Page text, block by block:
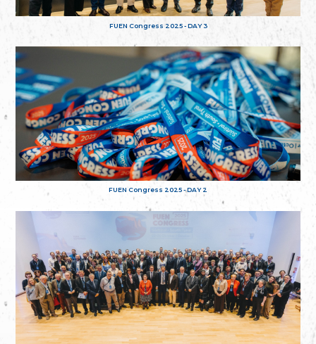
FUEN Congress 2025 - DAY 3
FUEN Congress 2025 - DAY 2